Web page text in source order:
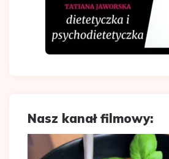
Nasz kanał filmowy: